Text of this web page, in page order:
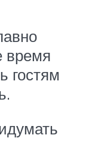
время
гостям